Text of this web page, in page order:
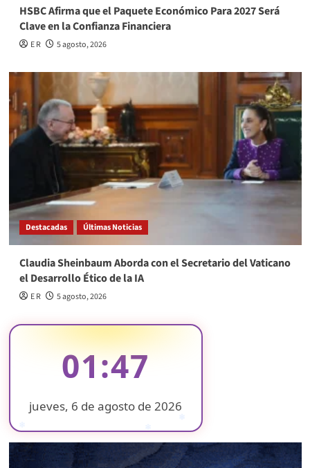
HSBC Afirma que el Paquete Económico Para 2027 Será
Clave en la Confianza Financiera
E R 5 agosto, 2026
Destacadas Últimas Noticias
Claudia Sheinbaum Aborda con el Secretario del Vaticano
el Desarrollo Ético de la IA
E R 5 agosto, 2026
01:47
jueves, 6 de agosto de 2026
❄
❄
❄
❄